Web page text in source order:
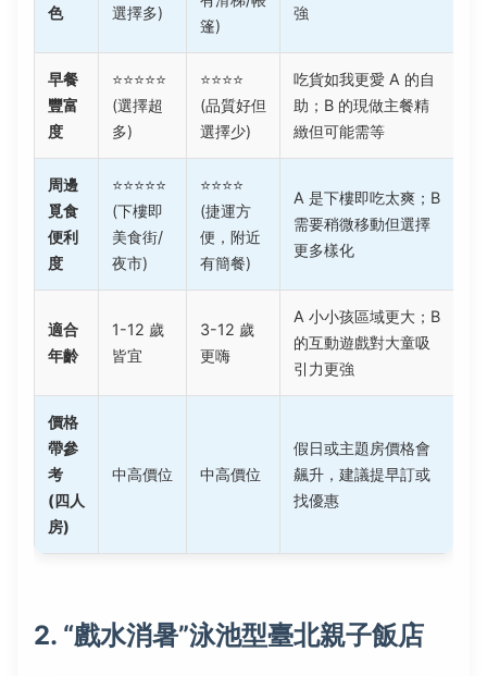
色
選擇多)
篷)
強
早餐
豐富
度
⭐⭐⭐⭐⭐
(選擇超
多)
⭐⭐⭐⭐
(品質好但
選擇少)
吃貨如我更愛 A 的自
助；B 的現做主餐精
緻但可能需等
周邊
覓食
便利
度
⭐⭐⭐⭐⭐
(下樓即
美食街/
夜市)
⭐⭐⭐⭐
(捷運方
便，附近
有簡餐)
A 是下樓即吃太爽；B
需要稍微移動但選擇
更多樣化
適合
年齡
1-12 歲
皆宜
3-12 歲
更嗨
A 小小孩區域更大；B
的互動遊戲對大童吸
引力更強
價格
帶參
考
(四人
房)
中高價位 中高價位
假日或主題房價格會
飆升，建議提早訂或
找優惠
2. “戲水消暑”泳池型臺北親子飯店